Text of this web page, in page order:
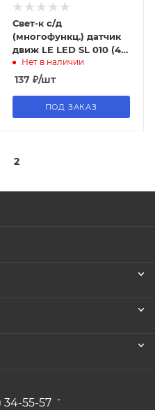
Свет-к с/д
(многофункц.) датчик
движ LE LED SL 010 (48)
выведен из
ассортимента
Нет в наличии
137₽/шт
ПОД ЗАКАЗ
2
34-55-57